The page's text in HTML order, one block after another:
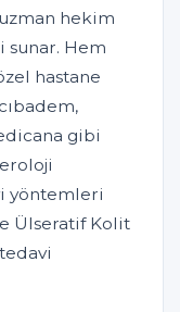
hekim
sunar. Hem
hastane
gibi
yöntemleri
Ülseratif Kolit